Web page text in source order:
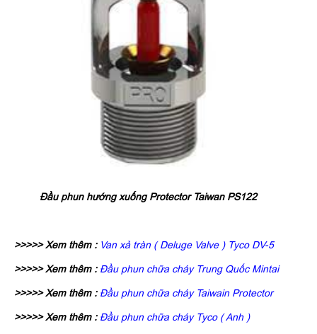
Đầu phun hướng xuống Protector Taiwan PS122
>>>>> Xem thêm : Van xả tràn ( Deluge Valve ) Tyco DV-5
>>>>> Xem thêm : Đầu phun chữa cháy Trung Quốc Mintai
>>>>> Xem thêm : Đầu phun chữa cháy Taiwain Protector
>>>>> Xem thêm : Đầu phun chữa cháy Tyco ( Anh )